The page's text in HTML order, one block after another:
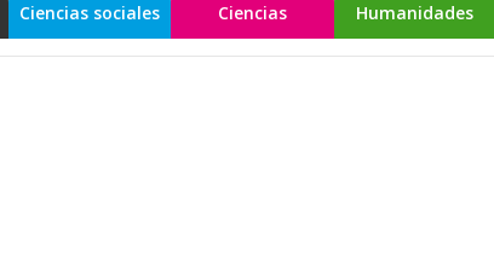
Ciencias sociales Ciencias Humanidades